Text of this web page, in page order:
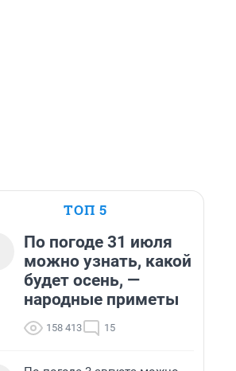
ТОП 5
По погоде 31 июля
можно узнать, какой
будет осень, —
народные приметы
158 413 15